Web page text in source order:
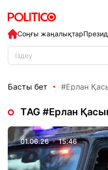
Соңғы жаңалықтар
Басты бет #Ерлан
ТAG #Ерлан
01.06.26 15:46